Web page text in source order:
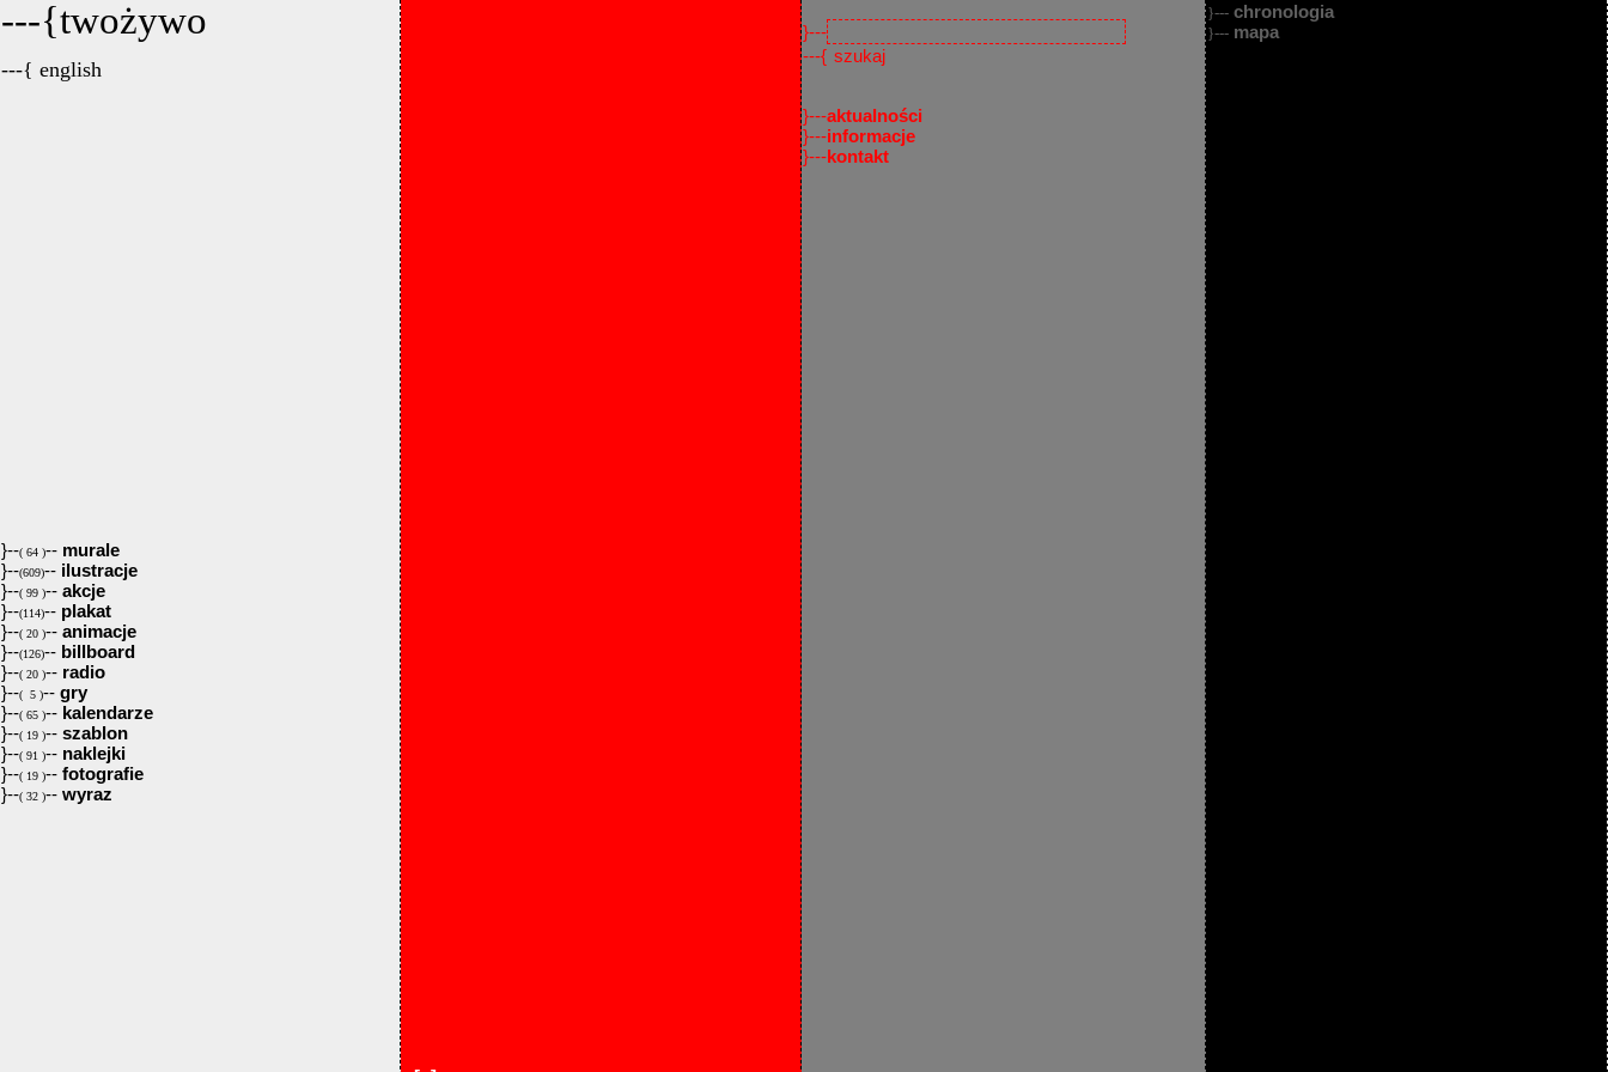
---{twożywo
---{ english
}--( 64 )-- murale
}--(609)-- ilustracje
}--( 99 )-- akcje
}--(114)-- plakat
}--( 20 )-- animacje
}--(126)-- billboard
}--( 20 )-- radio
}--( 5 )-- gry
}--( 65 )-- kalendarze
}--( 19 )-- szablon
}--( 91 )-- naklejki
}--( 19 )-- fotografie
}--( 32 )-- wyraz
}---
---{
}---aktualności
}---informacje
}---kontakt
}--- chronologia
}--- mapa